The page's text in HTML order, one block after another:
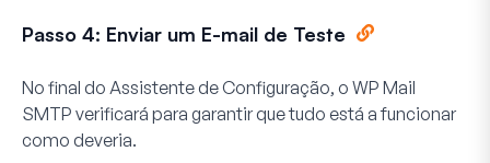
Passo 4: Enviar um E-mail de Teste
No final do Assistente de Configuração, o WP Mail
SMTP verificará para garantir que tudo está a funcionar
como deveria.